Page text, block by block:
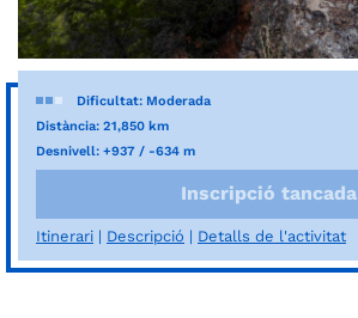
Dificultat: Moderada
Distància: 21,850 km
Desnivell: +937 / -634 m
Inscripció tancada
Itinerari Descripció Detalls de l'activitat